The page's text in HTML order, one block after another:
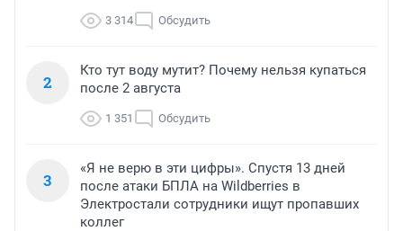
3 314 Обсудить
2
Кто тут воду мутит? Почему нельзя купаться
после 2 августа
1 351 Обсудить
3
«Я не верю в эти цифры». Спустя 13 дней
после атаки БПЛА на Wildberries в
Электростали сотрудники ищут пропавших
коллег